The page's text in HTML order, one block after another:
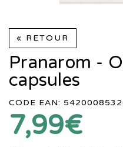
« RETOUR
Pranarom -
capsules
CODE EAN:
7,99€